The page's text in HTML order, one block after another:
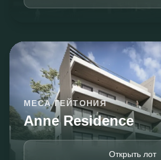
МЕСА ГЕЙТОНИЯ
Anne Residence
Открыть лот